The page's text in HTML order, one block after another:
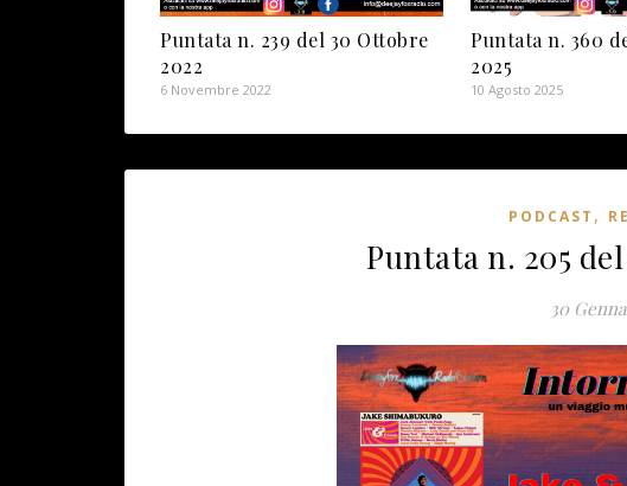
Puntata n. 239 del 30 Ottobre
2022
6 Novembre 2022
Puntata n. 360
2025
10 Agosto 2025
PODCAST ,
Puntata n. 205
30